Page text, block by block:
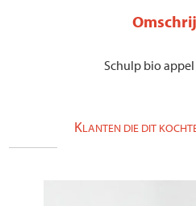
Schulp bio
KLANTEN DIE DIT